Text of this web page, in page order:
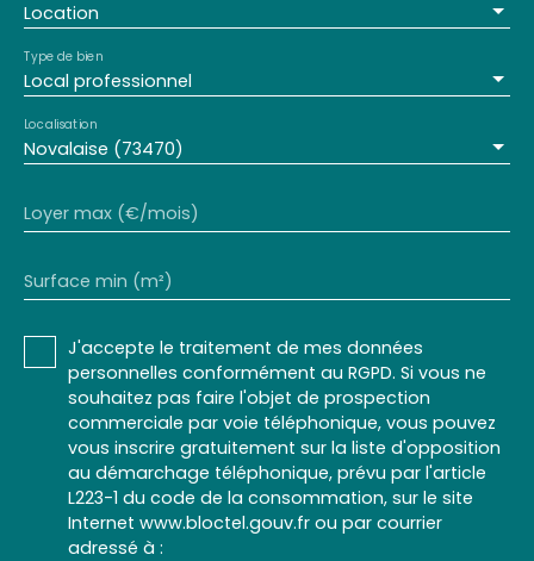
Location
Local professionnel
Type de bien
Novalaise (73470)
Localisation
Loyer max (€/mois)
Surface min (m²)
J'accepte le traitement de mes données
personnelles conformément au RGPD. Si vous ne
souhaitez pas faire l'objet de prospection
commerciale par voie téléphonique, vous pouvez
vous inscrire gratuitement sur la liste d'opposition
au démarchage téléphonique, prévu par l'article
L223-1 du code de la consommation, sur le site
Internet www.bloctel.gouv.fr ou par courrier
adressé à :